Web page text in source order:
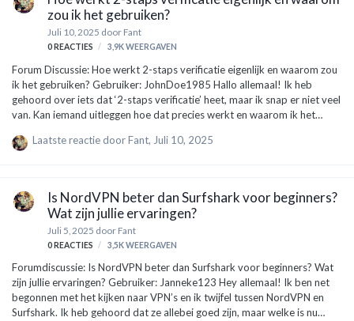
zelfs phishing-aanvallen (dat is als iemand prob…
zou ik het gebruiken?
Juli 10, 2025 door Fant
0 REACTIES 3,9K WEERGAVEN
Forum Discussie: Hoe werkt 2-staps verificatie eigenlijk en waarom zou
ik het gebruiken? Gebruiker: JohnDoe1985 Hallo allemaal! Ik heb
gehoord over iets dat ‘2-staps verificatie’ heet, maar ik snap er niet veel
van. Kan iemand uitleggen hoe dat precies werkt en waarom ik het
JohnDoe1985! Goede vraag, ik help je graag verder! 2-staps verificatie
ook al zouden anderen je wachtwoord weten. Hier is hoe het werkt in
simpele stappen: Inloggen met je wachtwo…
Laatste reactie doorFant, Juli 10, 2025
Is NordVPN beter dan Surfshark voor beginners?
Wat zijn jullie ervaringen?
Juli 5, 2025 door Fant
0REACTIES 3,5K WEERGAVEN
Forumdiscussie: Is NordVPN beter dan Surfshark voor beginners? Wat
zijn jullie ervaringen? Gebruiker: Janneke123 Hey allemaal! Ik ben net
begonnen met het kijken naar VPN’s en ik twijfel tussen NordVPN en
Surfshark. Ik heb gehoord dat ze allebei goed zijn, maar welke is nu